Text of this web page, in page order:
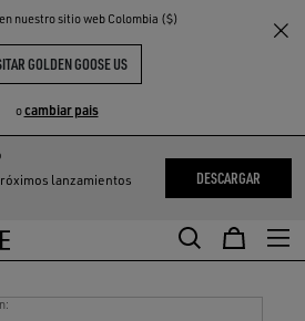
en nuestro sitio web Colombia ($)
GOLDEN GOOSE US
ocambiar pais
lanzamientos
DESCARGAR
THE
Colombia